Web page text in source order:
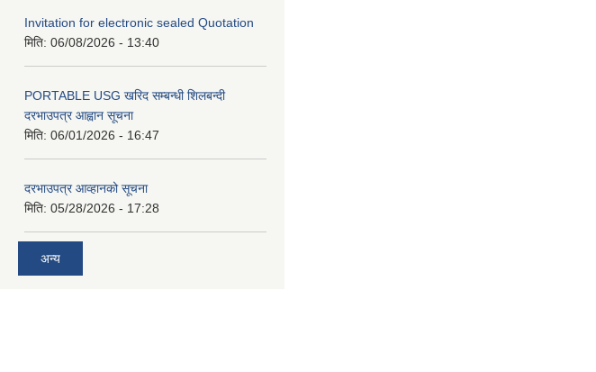
Invitation for electronic sealed Quotation
मिति: 06/08/2026 - 13:40
PORTABLE USG खरिद सम्बन्धी शिलबन्दी
दरभाउपत्र आह्वान सूचना
मिति: 06/01/2026 - 16:47
दरभाउपत्र आव्हानको सूचना
मिति: 05/28/2026 - 17:28
अन्य